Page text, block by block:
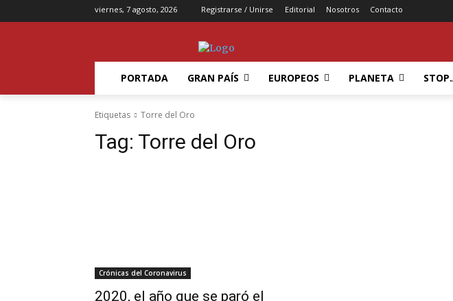
viernes, 7 agosto, 2026 Registrarse / Unirse Editorial Nosotros Contacto
PORTADA GRAN PAÍS EUROPEOS PLANETA
Etiquetas Torre del Oro
Tag: Torre del Oro
Crónicas del Coronavirus
2020, el año que se paró el